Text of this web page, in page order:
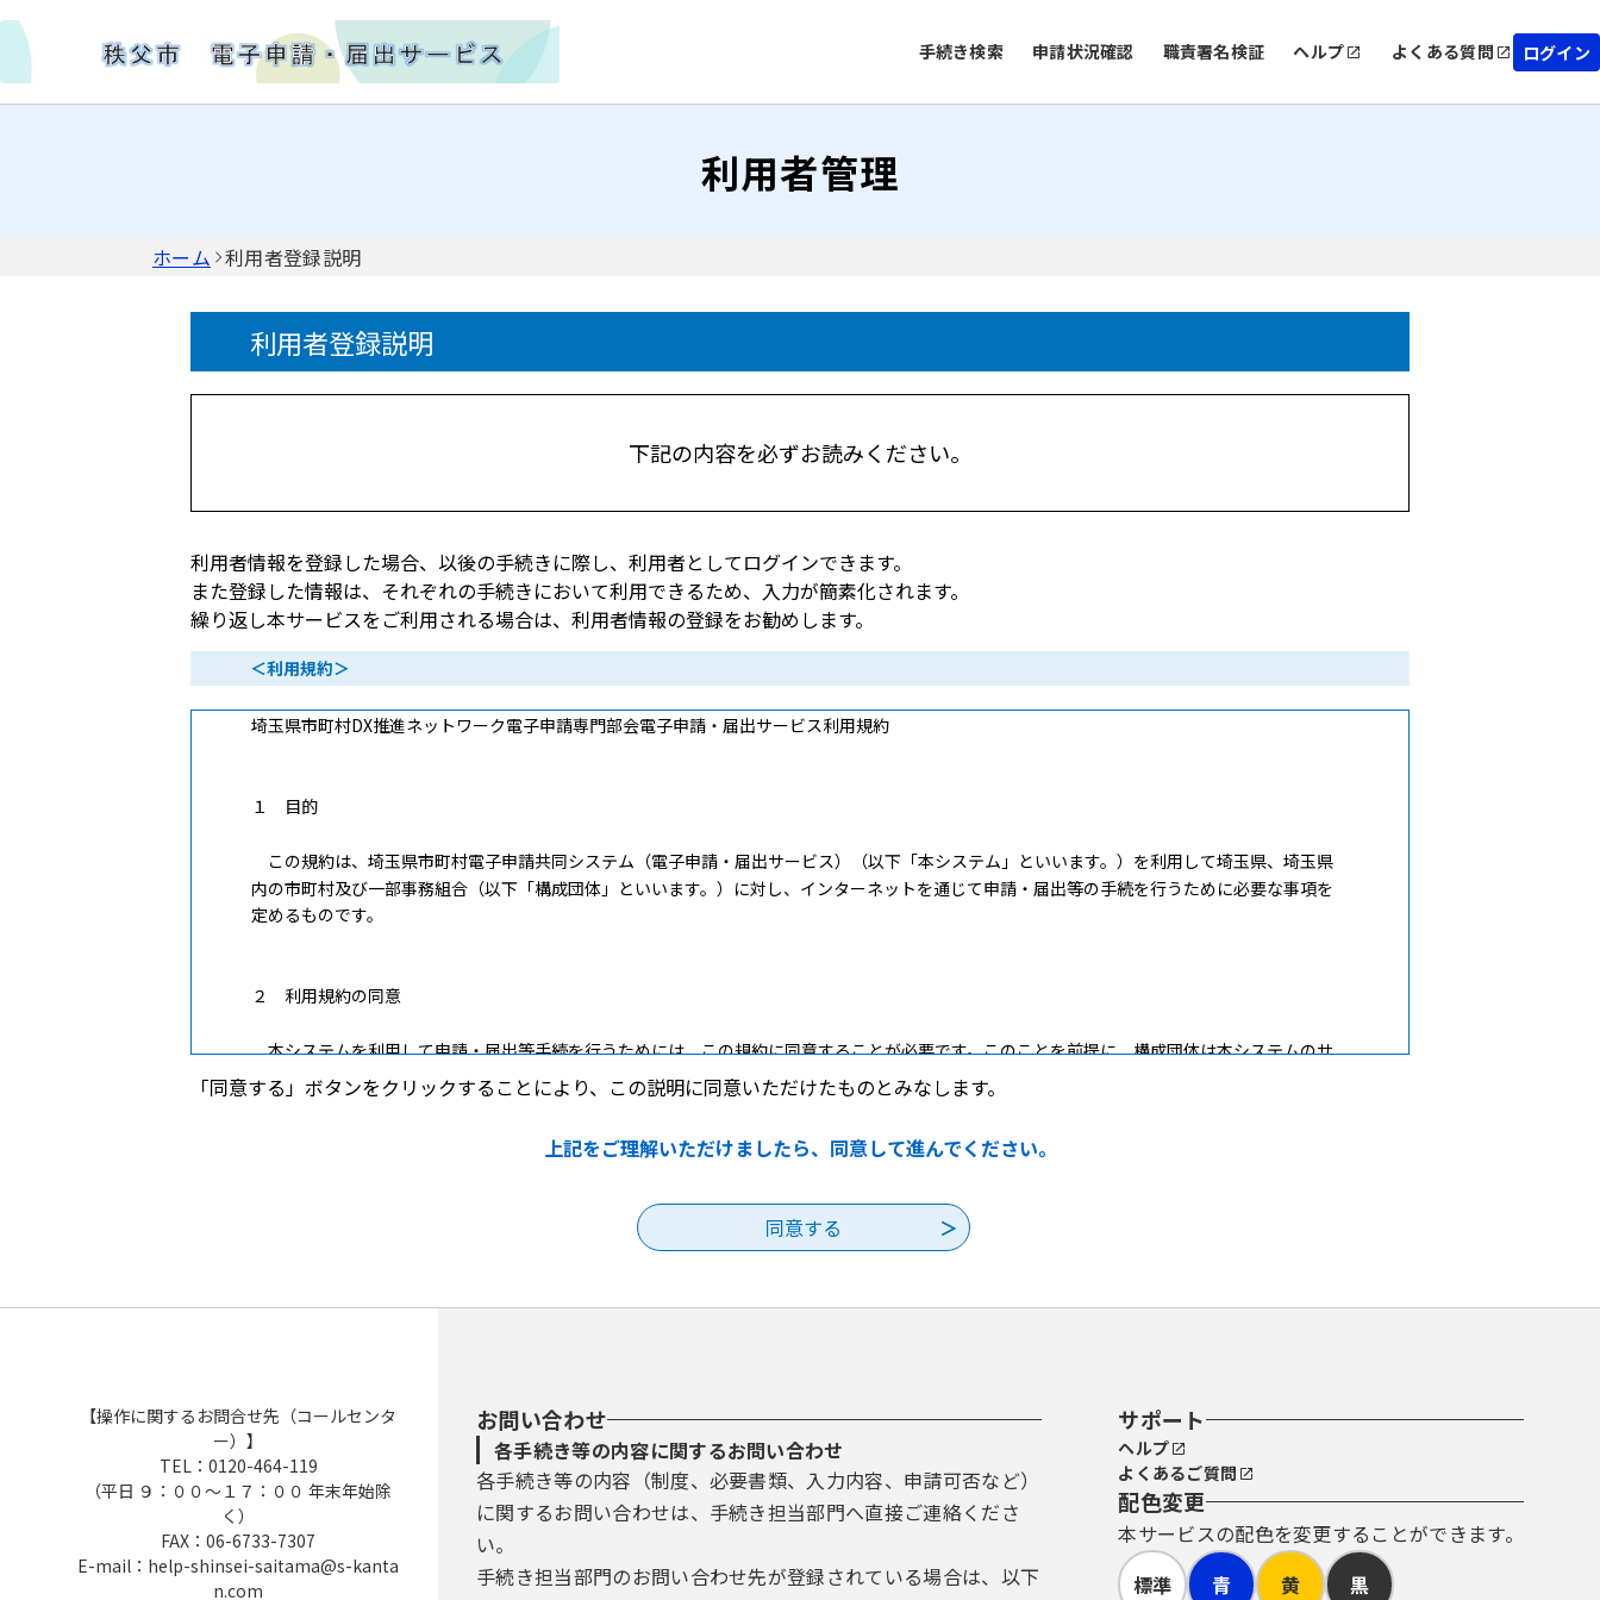
手続き検索 申請状況確認 職責署名検証 ヘルプ よくある質問 ログイン
利用者管理
ホーム 利用者登録説明
利用者登録説明
下記の内容を必ずお読みください。
利用者情報を登録した場合、以後の手続きに際し、利用者としてログインできます。
また登録した情報は、それぞれの手続きにおいて利用できるため、入力が簡素化されます。
繰り返し本サービスをご利用される場合は、利用者情報の登録をお勧めします。
＜利用規約＞
埼玉県市町村DX推進ネットワーク電子申請専門部会電子申請・届出サービス利用規約
１ 目的
この規約は、埼玉県市町村電子申請共同システム（電子申請・届出サービス）（以下「本システム」といいます。）を利用して埼玉県、埼玉県
内の市町村及び一部事務組合（以下「構成団体」といいます。）に対し、インターネットを通じて申請・届出等の手続を行うために必要な事項を
定めるものです。
２ 利用規約の同意
本システムを利用して申請・届出等手続を行うためには、この規約に同意することが必要です。このことを前提に、構成団体は本システムのサ
ービスを提供します。本システムを利用した方は、この規約に同意したものとみなします。何らかの理由によりこの規約に同意することができない
場合は、本システムを利用することができません。なお、閲覧のみについても、この規約に同意したものとみなします。
本システムを利用して申請・届出等手続を行う場合は、利用者たる本人が利用方法に従い利用者登録を行うことができるものとします。
（５）利用者は、登録した利用者情報を使用しなくなった場合に削除をすることができます。
４ 利用者ＩＤ・パスワード等の管理
利用者は、次の事項をご確認ください。
「同意する」ボタンをクリックすることにより、この説明に同意いただけたものとみなします。
上記をご理解いただけましたら、同意して進んでください。
【操作に関するお問合せ先（コールセンタ
ー）】
TEL：0120-464-119
（平日 ９：００～１７：００ 年末年始除
く）
FAX：06-6733-7307
E-mail：help-shinsei-saitama@s-kanta
n.com
お問い合わせ
各手続き等の内容に関するお問い合わせ
各手続き等の内容（制度、必要書類、入力内容、申請可否など）
に関するお問い合わせは、手続き担当部門へ直接ご連絡くださ
い。
手続き担当部門のお問い合わせ先が登録されている場合は、以下
サポート
ヘルプ
よくあるご質問
配色変更
本サービスの配色を変更することができます。
標準
青 黄 黒